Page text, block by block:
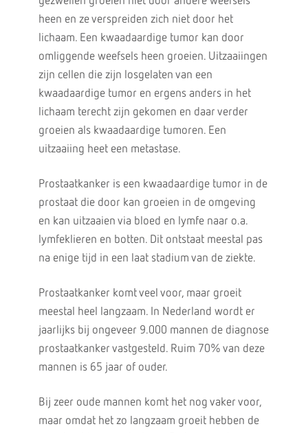
heen en ze verspreiden zich niet door het
lichaam. Een kwaadaardige tumor kan door
omliggende weefsels heen groeien. Uitzaaiingen
zijn cellen die zijn losgelaten van een
kwaadaardige tumor en ergens anders in het
lichaam terecht zijn gekomen en daar verder
groeien als kwaadaardige tumoren. Een
uitzaaiing heet een metastase.
Prostaatkanker is een kwaadaardige tumor in de
prostaat die door kan groeien in de omgeving
en kan uitzaaien via bloed en lymfe naar o.a.
lymfeklieren en botten. Dit ontstaat meestal pas
na enige tijd in een laat stadium van de ziekte.
Prostaatkanker komt veel voor, maar groeit
meestal heel langzaam. In Nederland wordt er
jaarlijks bij ongeveer 9.000 mannen de diagnose
prostaatkanker vastgesteld. Ruim 70% van deze
mannen is 65 jaar of ouder.
Bij zeer oude mannen komt het nog vaker voor,
maar omdat het zo langzaam groeit hebben de